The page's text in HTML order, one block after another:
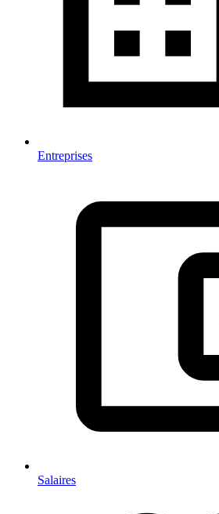
Entreprises
Salaires